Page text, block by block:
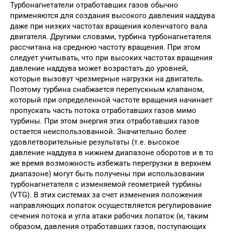
Турбонагнетатели отработавших газов обычно
применяются для создания высокого давления наддува
даже при низких частотах вращения коленчатого вала
двигателя. Другими словами, турбина турбонагнетателя
рассчитана на среднюю частоту вращения. При этом
следует учитывать, что при высоких частотах вращения
давление наддува может возрастать до уров­ней,
которые вызовут чрезмерные нагрузки на двигатель.
Поэтому турбина снабжается пере­пускным клапаном,
который при определенной частоте вращения начинает
пропускать часть потока отработавших газов мимо
турбины. При этом энергия этих отработавших газов
остается неиспользованной. Значительно более
удовлет­ворительные результаты (т.е. высокое
давление наддува в нижнем диапазоне оборотов и в то
же время возможность избежать перегрузки в верхнем
диапазоне) могут быть получены при использовании
турбонагнетателя с изменяемой геометрией турбины
(VTG). В этих системах за счет изменения положения
направляющих ло­паток осуществляется регулирование
сечения потока и угла атаки рабочих лопаток (и, таким
образом, давления отработавших газов, посту­пающих